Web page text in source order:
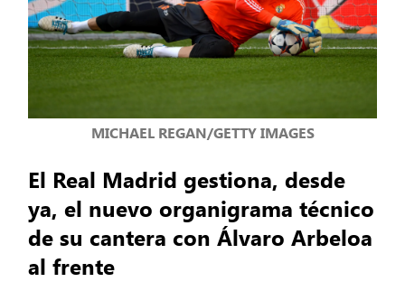
MICHAEL REGAN/GETTY IMAGES
El Real Madrid gestiona, desde
ya, el nuevo organigrama técnico
de su cantera con Álvaro Arbeloa
al frente